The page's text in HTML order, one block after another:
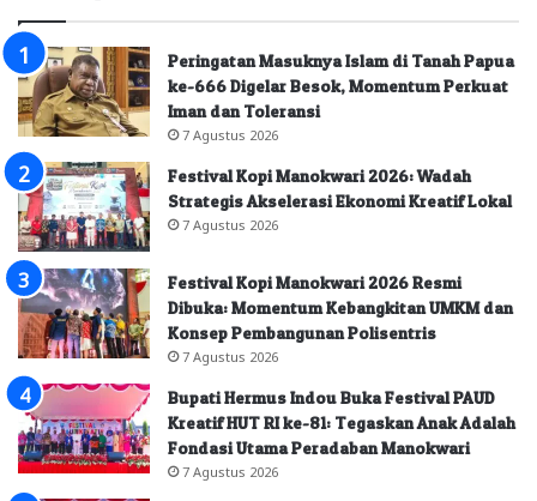
Peringatan Masuknya Islam di Tanah Papua
ke-666 Digelar Besok, Momentum Perkuat
Iman dan Toleransi
7 Agustus 2026
Festival Kopi Manokwari 2026: Wadah
Strategis Akselerasi Ekonomi Kreatif Lokal
7 Agustus 2026
Festival Kopi Manokwari 2026 Resmi
Dibuka: Momentum Kebangkitan UMKM dan
Konsep Pembangunan Polisentris
7 Agustus 2026
Bupati Hermus Indou Buka Festival PAUD
Kreatif HUT RI ke-81: Tegaskan Anak Adalah
Fondasi Utama Peradaban Manokwari
7 Agustus 2026